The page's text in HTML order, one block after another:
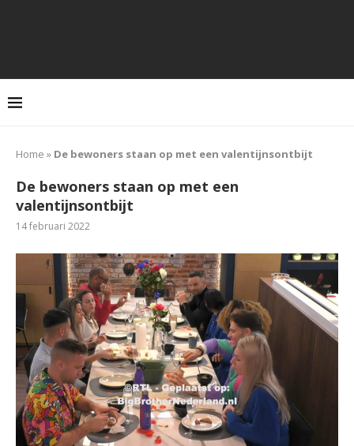
Home » De bewoners staan op met een valentijnsontbijt
De bewoners staan op met een
valentijnsontbijt
14 februari 2022